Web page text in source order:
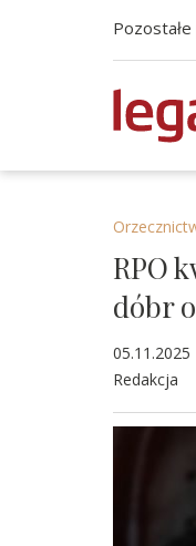
RPO
dóbr
05.11.2025
Redakcja